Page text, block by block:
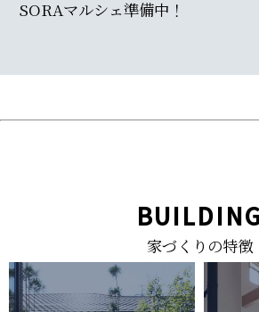
SORAマルシェ準備中！
家づくりの特徴